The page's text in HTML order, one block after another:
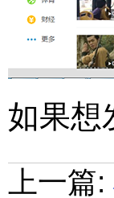
如果想
上一篇: